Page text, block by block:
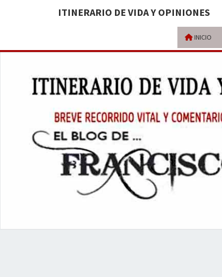
ITINERARIO DE VIDA Y OPINIONES
INICIO